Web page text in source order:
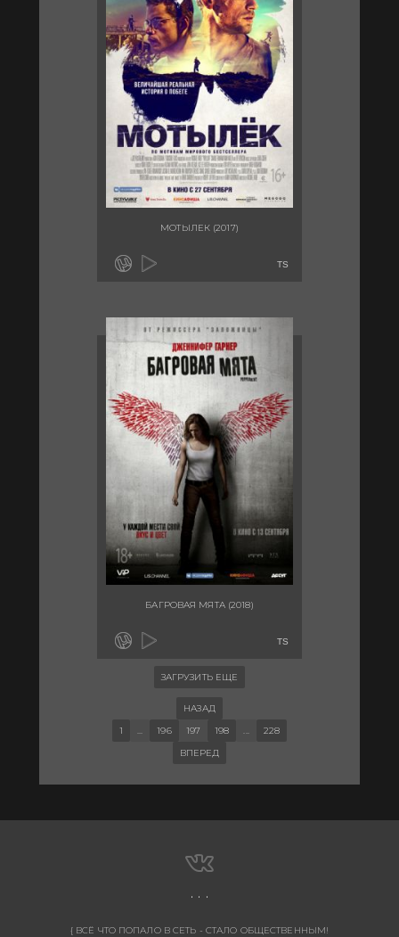
МОТЫЛЕК (2017)
TS
БАГРОВАЯ МЯТА (2018)
TS
ЗАГРУЗИТЬ ЕЩЕ
НАЗАД
1
... 196 197 198 ...
228
ВПЕРЕД
{ ВСЁ ЧТО ПОПАЛО В СЕТЬ - СТАЛО ОБЩЕСТВЕННЫМ!